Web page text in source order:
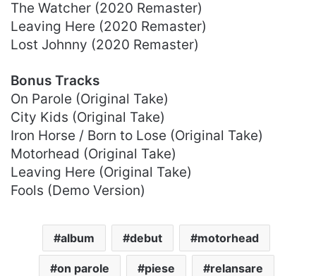
The Watcher (2020 Remaster)
Leaving Here (2020 Remaster)
Lost Johnny (2020 Remaster)
Bonus Tracks
On Parole (Original Take)
City Kids (Original Take)
Iron Horse / Born to Lose (Original Take)
Motorhead (Original Take)
Leaving Here (Original Take)
Fools (Demo Version)
album debut motorhead
on parole piese relansare